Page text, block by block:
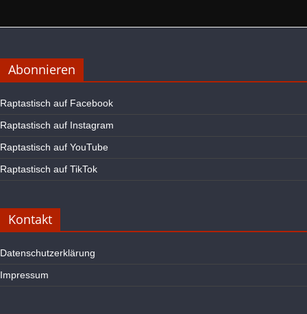
Abonnieren
Raptastisch auf Facebook
Raptastisch auf Instagram
Raptastisch auf YouTube
Raptastisch auf TikTok
Kontakt
Datenschutzerklärung
Impressum